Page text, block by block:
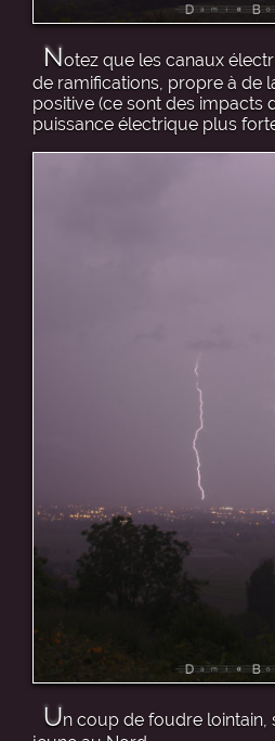
Notez que les canaux
de ramifications, propre à de
positive (ce sont des impacts
puissance électrique plus
Un coup de foudre